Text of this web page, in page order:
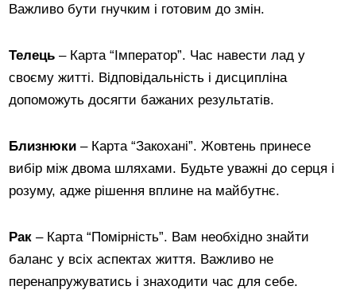
Важливо бути гнучким і готовим до змін.
Телець – Карта “Імператор”. Час навести лад у
своєму житті. Відповідальність і дисципліна
допоможуть досягти бажаних результатів.
Близнюки – Карта “Закохані”. Жовтень принесе
вибір між двома шляхами. Будьте уважні до серця і
розуму, адже рішення вплине на майбутнє.
Рак – Карта “Помірність”. Вам необхідно знайти
баланс у всіх аспектах життя. Важливо не
перенапружуватись і знаходити час для себе.